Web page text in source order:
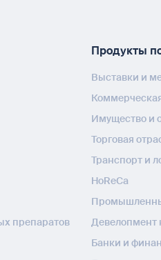
препаратов
Продукты
Выставки и
Имущество и
Торговая
Транспорт и
HoReCa
Девелопмент
Банки и